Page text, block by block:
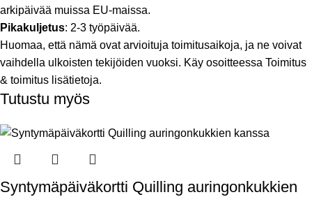
arkipäivää muissa EU-maissa.
Pikakuljetus: 2-3 työpäivää.
Huomaa, että nämä ovat arvioituja toimitusaikoja, ja ne voivat
vaihdella ulkoisten tekijöiden vuoksi. Käy osoitteessa Toimitus
& toimitus lisätietoja.
Tutustu myös
Syntymäpäiväkortti Quilling auringonkukkien